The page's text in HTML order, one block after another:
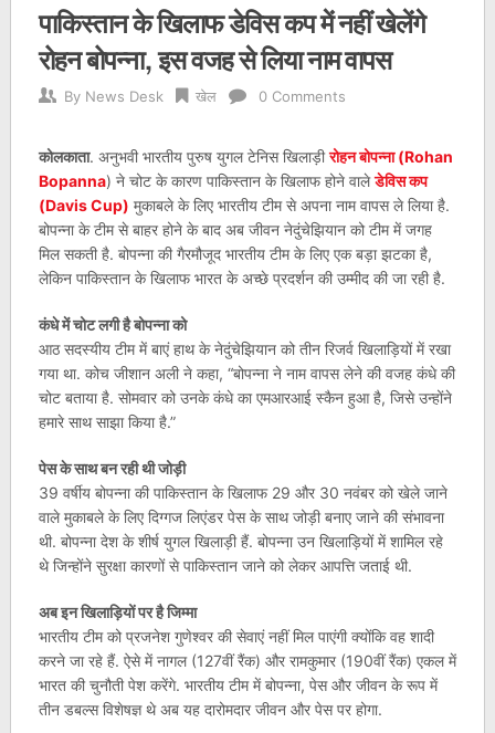
पाकिस्तान के खिलाफ डेविस कप में नहीं खेलेंगे
रोहन बोपन्ना, इस वजह से लिया नाम वापस
By News Desk खेल 0 Comments
कोलकाता. अनुभवी भारतीय पुरुष युगल टेनिस खिलाड़ीरोहन बोपन्ना (Rohan
Bopanna) ने चोट के कारण पाकिस्तान के खिलाफ होने वालेडेविस कप
(Davis Cup) मुकाबले के लिए भारतीय टीम से अपना नाम वापस ले लिया है.
बोपन्ना के टीम से बाहर होने के बाद अब जीवन नेदुंचेझियान को टीम में जगह
मिल सकती है. बोपन्ना की गैरमौजूद भारतीय टीम के लिए एक बड़ा झटका है,
लेकिन पाकिस्तान के खिलाफ भारत के अच्छे प्रदर्शन की उम्मीद की जा रही है.
कंधे में चोट लगी है बोपन्ना को
आठ सदस्यीय टीम में बाएं हाथ के नेदुंचेझियान को तीन रिजर्व खिलाड़ियों में रखा
गया था. कोच जीशान अली ने कहा, “बोपन्ना ने नाम वापस लेने की वजह कंधे की
चोट बताया है. सोमवार को उनके कंधे का एमआरआई स्कैन हुआ है, जिसे उन्होंने
हमारे साथ साझा किया है.”
पेस के साथ बन रही थी जोड़ी
39 वर्षीय बोपन्ना की पाकिस्तान के खिलाफ 29 और 30 नवंबर को खेले जाने
वाले मुकाबले के लिए दिग्गज लिएंडर पेस के साथ जोड़ी बनाए जाने की संभावना
थी. बोपन्ना देश के शीर्ष युगल खिलाड़ी हैं. बोपन्ना उन खिलाड़ियों में शामिल रहे
थे जिन्होंने सुरक्षा कारणों से पाकिस्तान जाने को लेकर आपत्ति जताई थी.
अब इन खिलाड़ियों पर है जिम्मा
भारतीय टीम को प्रजनेश गुणेश्वर की सेवाएं नहीं मिल पाएंगी क्योंकि वह शादी
करने जा रहे हैं. ऐसे में नागल (127वीं रैंक) और रामकुमार (190वीं रैंक) एकल में
भारत की चुनौती पेश करेंगे. भारतीय टीम में बोपन्ना, पेस और जीवन के रूप में
तीन डबल्स विशेषज्ञ थे अब यह दारोमदार जीवन और पेस पर होगा.